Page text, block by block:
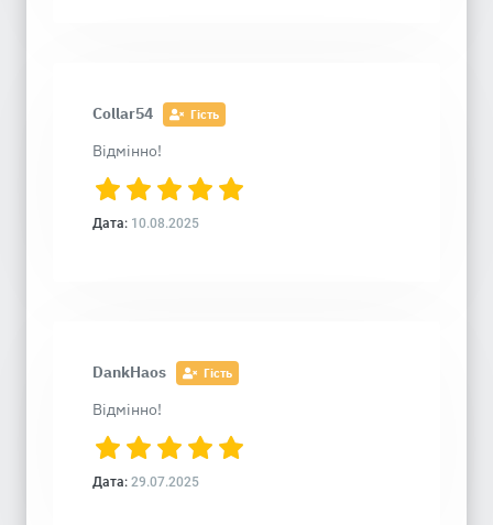
Collar54 Гість
Відмінно!
Дата: 10.08.2025
DankHaos Гість
Відмінно!
Дата: 29.07.2025